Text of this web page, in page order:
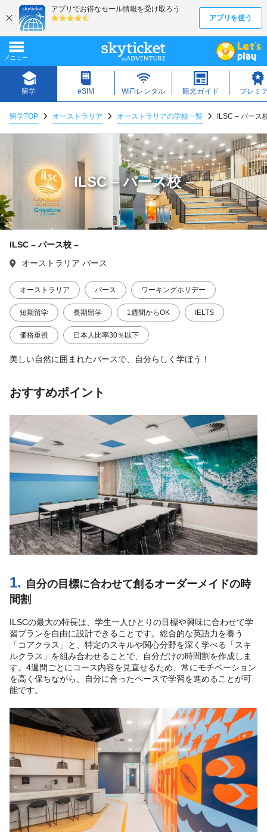
留学TOP オーストラリア オーストラリアの学校一覧 ILSC – パース
ILSC – パース校 –
ILSC – パース校 –
オーストラリア パース
オーストラリア パース ワーキングホリデー
短期留学 長期留学 1週間からOK IELTS
価格重視 日本人比率30％以下
美しい自然に囲まれたパースで、自分らしく学ぼう！
おすすめポイント
1. 自分の目標に合わせて創るオーダーメイドの時
間割
ILSCの最大の特長は、学生一人ひとりの目標や興味に合わせて学
習プランを自由に設計できることです。総合的な英語力を養う
「コアクラス」と、特定のスキルや関心分野を深く学べる「スキ
ルクラス」を組み合わせることで、自分だけの時間割を作成しま
す。4週間ごとにコース内容を見直せるため、常にモチベーション
を高く保ちながら、自分に合ったペースで学習を進めることが可
能です。